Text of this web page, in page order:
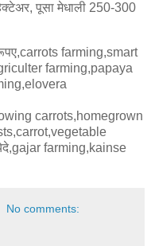
पूसा मेधाली 250-300
farming,smart
farming,papaya
carrots,homegrown
farming,kainse
No comments: